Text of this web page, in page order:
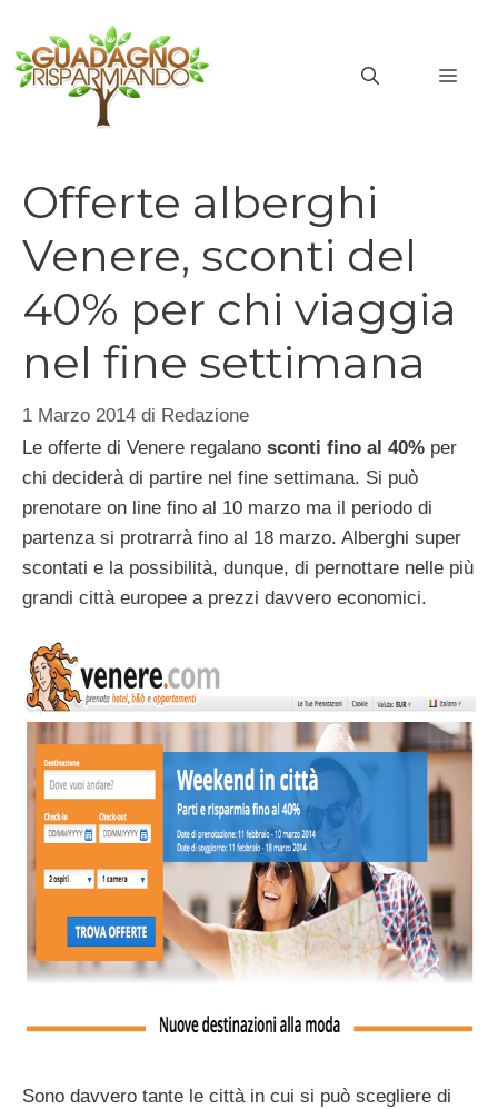
contenuto
Offerte alberghi
Venere, sconti del
40% per chi viaggia
nel fine settimana
1 Marzo 2014 di Redazione
Le offerte di Venere regalano sconti fino al 40% per
chi deciderà di partire nel fine settimana. Si può
prenotare on line fino al 10 marzo ma il periodo di
partenza si protrarrà fino al 18 marzo. Alberghi super
scontati e la possibilità, dunque, di pernottare nelle più
grandi città europee a prezzi davvero economici.
Sono davvero tante le città in cui si può scegliere di